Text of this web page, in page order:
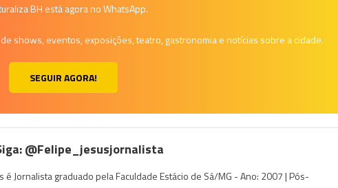
BH está agora no WhatsApp.
shows, eventos, exposições, teatro, gastronomia e notícias sobre a cidade.
SEGUIR AGORA!
@felipe_jesusjornalista
é Jornalista graduado pela Faculdade Estácio de Sá/MG - Ano: 2007 | Pós-